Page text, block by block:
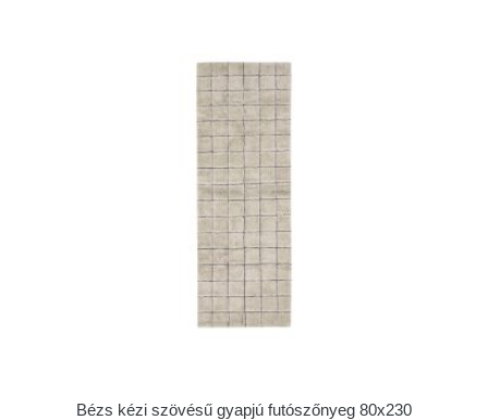
Bézs kézi szövésű gyapjú futószőnyeg 80x230